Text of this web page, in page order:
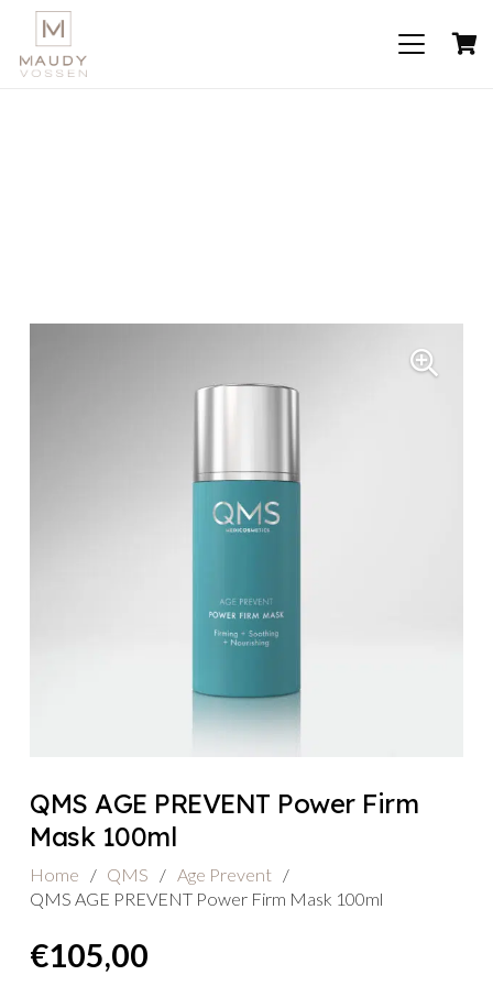
QMS AGE PREVENT Power Firm
Mask 100ml
Home / QMS / Age Prevent /
QMS AGE PREVENT Power Firm Mask 100ml
€105,00